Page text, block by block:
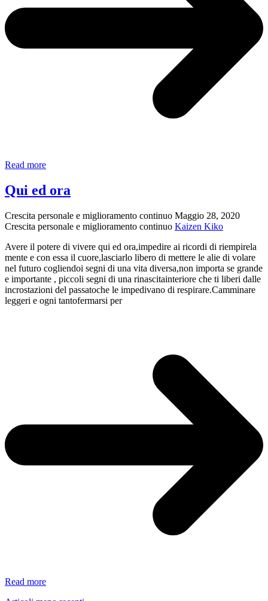
Read moreLa
Qui ed ora
Crescita personale e miglioramento continuo Maggio 28, 2020
Crescita personale e miglioramento continuo Kaizen Kiko
Avere il potere di vivere qui ed ora,impedire ai ricordi di riempirela
mente e con essa il cuore,lasciarlo libero di mettere le alie di volare
nel futuro cogliendoi segni di una vita diversa,non importa se grande
e importante , piccoli segni di una rinascitainteriore che ti liberi dalle
incrostazioni del passatoche le impedivano di respirare.Camminare
leggeri e ogni tantofermarsi per
Read moreQui